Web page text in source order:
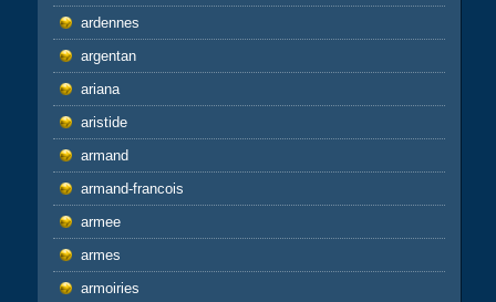
ardennes
argentan
ariana
aristide
armand
armand-francois
armee
armes
armoiries